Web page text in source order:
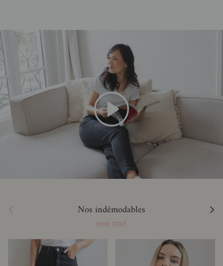
Lecture
Précédent Nos indémodables
VOIR TOUT